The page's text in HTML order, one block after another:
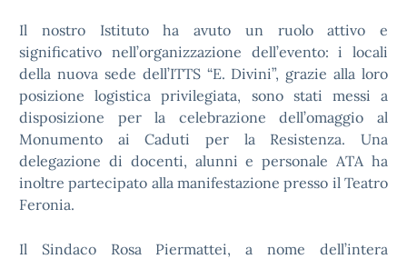
Il nostro Istituto ha avuto un ruolo attivo e
significativo nell’organizzazione dell’evento: i locali
della nuova sede dell’ITTS “E. Divini”, grazie alla loro
posizione logistica privilegiata, sono stati messi a
disposizione per la celebrazione dell’omaggio al
Monumento ai Caduti per la Resistenza. Una
delegazione di docenti, alunni e personale ATA ha
inoltre partecipato alla manifestazione presso il Teatro
Feronia.
Il Sindaco Rosa Piermattei, a nome dell’intera